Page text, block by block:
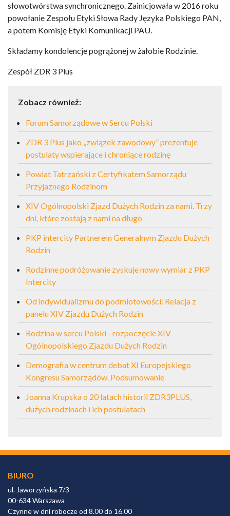
słowotwórstwa synchronicznego. Zainicjowała w 2016 roku
powołanie Zespołu Etyki Słowa Rady Języka Polskiego PAN,
a potem Komisję Etyki Komunikacji PAU.
Składamy kondolencje pogrążonej w żałobie Rodzinie.
Zespół ZDR 3 Plus
Zobacz również:
Forum Samorządowe w Sercu Polski
ZDR 3 Plus jako „związek zawodowy” prezentuje
postulaty wspierające i chroniące rodzinę
Powiat Tatrzański z Certyfikatem Samorządu
Przyjaznego Rodzinom
XIV Ogólnopolski Zjazd Dużych Rodzin za nami. Trzy
dni, które zostają z nami na długo
PKP intercity Partnerem Generalnym Zjazdu Dużych
Rodzin
Rodzinne podróżowanie zyskuje nowy wymiar z PKP
Intercity
Od indywidualizmu do podmiotowości: Relacja z
panelu XIV Zjazdu Dużych Rodzin
Rodzina w sercu Polski - rozpoczęcie XIV
Ogólnopolskiego Zjazdu Dużych Rodzin
Demografia w centrum debat XI Europejskiego
Kongresu Samorządów. Podsumowanie
Joanna Krupska o 20 latach historii ZDR3PLUS,
dużych rodzinach i ich postulatach
BIURO
ul. Jaworzyńska 7/3
00-634 Warszawa
Czynne w dni robocze od 8.00 do 16.00